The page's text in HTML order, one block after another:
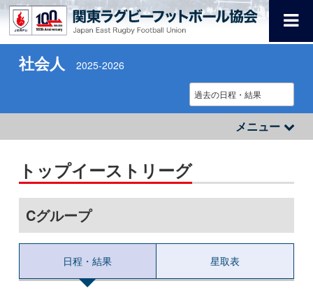
社会人 2025-2026
メニュー
トップイーストリーグ
Cグループ
日程・結果 星取表